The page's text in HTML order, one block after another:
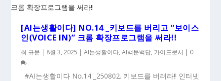
[AI는생활이다] NO.14 _키보드를 버리고 “보이스
인(VOICE IN)” 크롬 확장프로그램을 써라!!
최 규문 | 8월 3, 2025 |AI는생활이다,AI백문백답, 가이드문서 | 0
#AI는생활이다 No.14 _250802. 키보드를 버려라!! 인터넷